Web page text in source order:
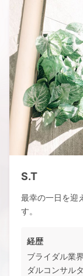
S.T
最幸の一日を迎
す。
経歴
ブライダル業
ダルコンサル